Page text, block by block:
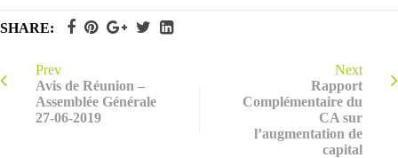
SHARE:
Prev
Avis de Réunion –
Assemblée Générale
27-06-2019
Next
Rapport
Complémentaire du
CA sur
l’augmentation de
capital